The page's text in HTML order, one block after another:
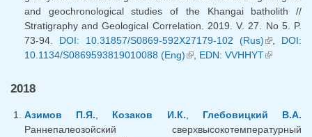
and geochronological studies of the Khangai batholith //
Stratigraphy and Geological Correlation. 2019. V. 27. No 5. P.
73-94. DOI: 10.31857/S0869-592X27179-102 (Rus)(внешняя
ссылка)
DOI:
10.1134/S0869593819010088 (Eng)(внешняя ссылка)
EDN: VVHHYT(внешняя
2018
Азимов П.Я. Козаков И.К.
Глебовицкий В.А.
Раннепалеозойский сверхвысокотемпературный